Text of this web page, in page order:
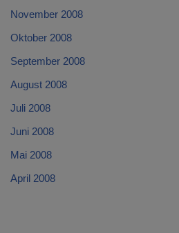
November 2008
Oktober 2008
September 2008
August 2008
Juli 2008
Juni 2008
Mai 2008
April 2008